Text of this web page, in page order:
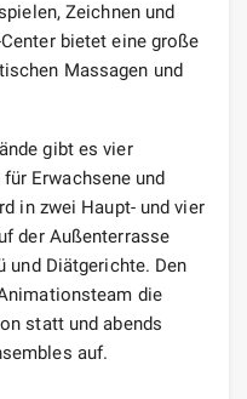
Zeichnen und
bietet eine große
Massagen und
gibt es vier
Erwachsene und
in zwei Haupt- und vier
der Außenterrasse
und Diätgerichte. Den
die
statt und abends
auf.